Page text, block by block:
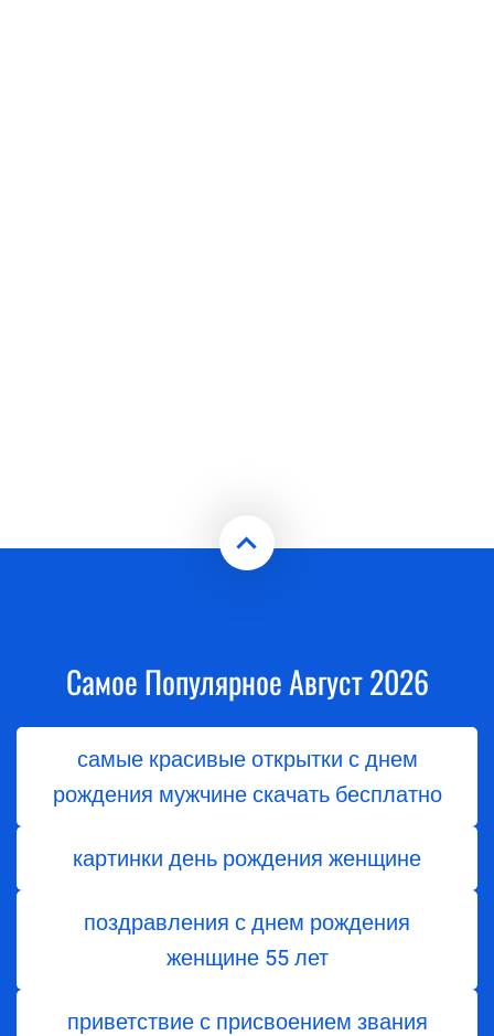
Самое Популярное Август 2026
самые красивые открытки с днем
рождения мужчине скачать бесплатно
картинки день рождения женщине
поздравления с днем ​​рождения
женщине 55 лет
приветствие с присвоением звания